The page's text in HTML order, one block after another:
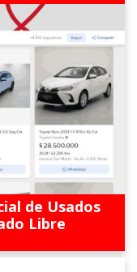
de Usados
Libre